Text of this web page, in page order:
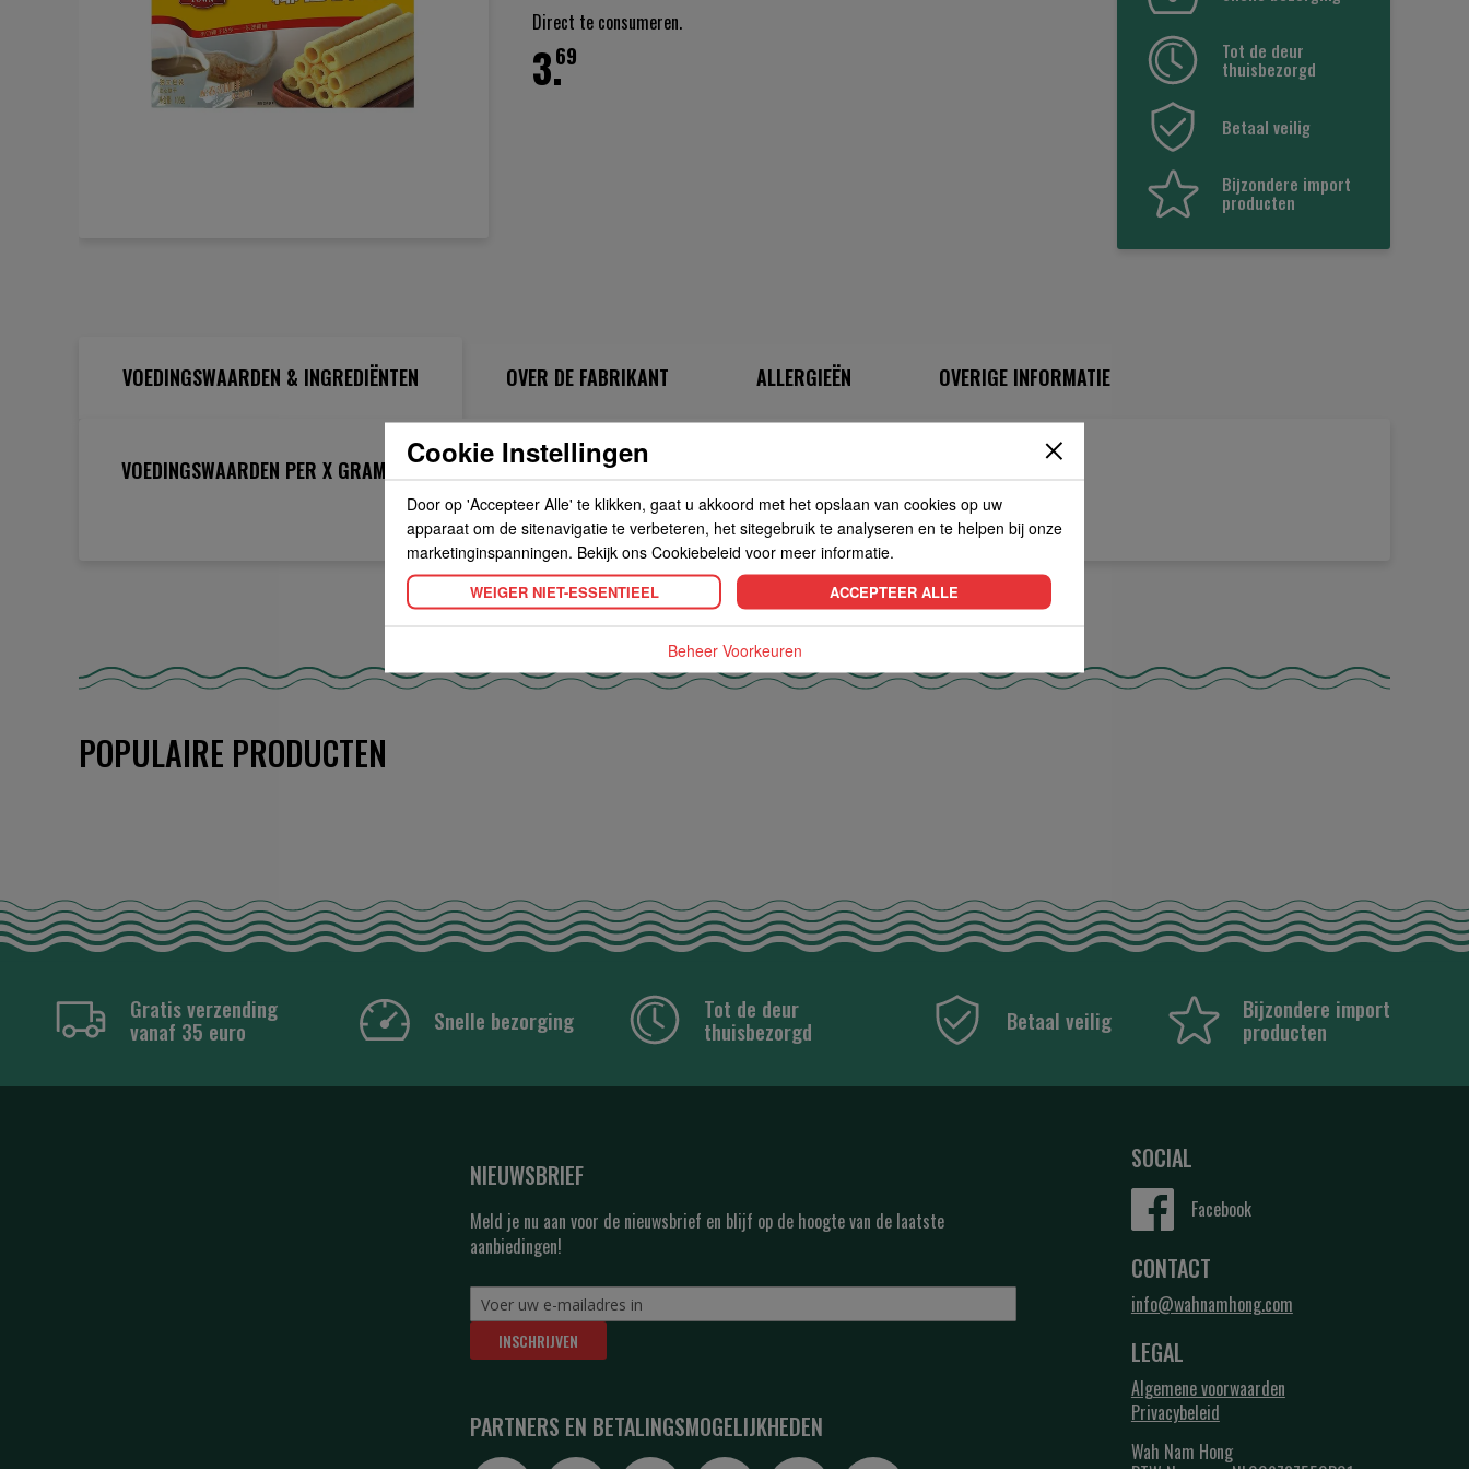
afbeeldingen-
Direct te consumeren.
69
3. Tot de deur
thuisbezorgd
Betaal veilig
Bijzondere import
producten
VOEDINGSWAARDEN & INGREDIËNTEN OVER DE FABRIKANT ALLERGIEËN OVERIGE INFORMATIE
VOEDINGSWAARDEN PER X GRAM
POPULAIRE PRODUCTEN
Gratis verzending
vanaf 35 euro Snelle bezorging Tot de deur
thuisbezorgd Betaal veilig Bijzondere import
producten
NIEUWSBRIEF
Meld je nu aan voor de nieuwsbrief en blijf op de hoogte van de laatste
aanbiedingen!
INSCHRIJVEN
PARTNERS EN BETALINGSMOGELIJKHEDEN
SOCIAL
Facebook
CONTACT
info@wahnamhong.com
LEGAL
Algemene voorwaarden
Privacybeleid
Wah Nam Hong
Cookie Instellingen
Door op 'Accepteer Alle' te klikken, gaat u akkoord met het opslaan van cookies op uw
apparaat om de sitenavigatie te verbeteren, het sitegebruik te analyseren en te helpen bij onze
marketinginspanningen. Bekijk ons Cookiebeleid voor meer informatie.
WEIGER NIET-ESSENTIEEL ACCEPTEER ALLE
Beheer Voorkeuren